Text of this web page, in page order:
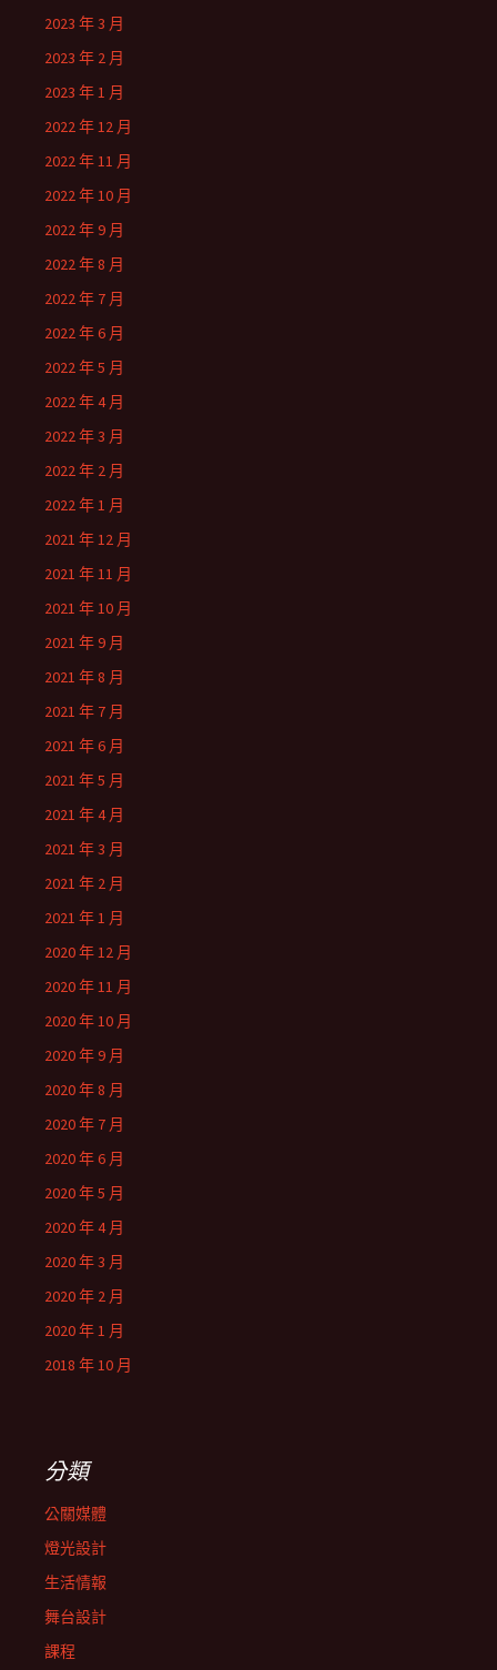
2023 年 3 月
2023 年 2 月
2023 年 1 月
2022 年 12 月
2022 年 11 月
2022 年 10 月
2022 年 9 月
2022 年 8 月
2022 年 7 月
2022 年 6 月
2022 年 5 月
2022 年 4 月
2022 年 3 月
2022 年 2 月
2022 年 1 月
2021 年 12 月
2021 年 11 月
2021 年 10 月
2021 年 9 月
2021 年 8 月
2021 年 7 月
2021 年 6 月
2021 年 5 月
2021 年 4 月
2021 年 3 月
2021 年 2 月
2021 年 1 月
2020 年 12 月
2020 年 11 月
2020 年 10 月
2020 年 9 月
2020 年 8 月
2020 年 7 月
2020 年 6 月
2020 年 5 月
2020 年 4 月
2020 年 3 月
2020 年 2 月
2020 年 1 月
2018 年 10 月
分類
公關媒體
燈光設計
生活情報
舞台設計
課程